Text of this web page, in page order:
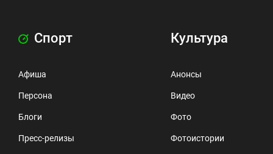
Спорт
Афиша
Персона
Блоги
Пресс-релизы
Культура
Анонсы
Видео
Фото
Фотоистории